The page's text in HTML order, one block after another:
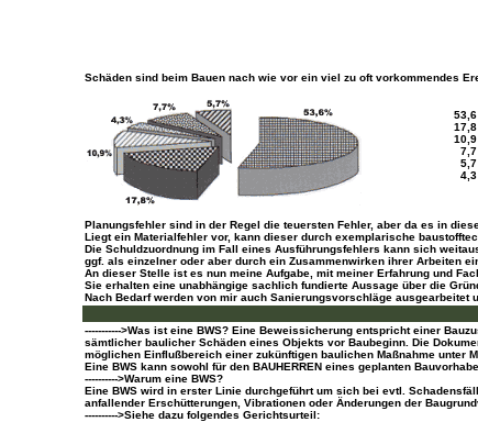
Schäden sind beim Bauen nach wie vor ein viel zu oft vorkommendes
7,7
5,7
4,3
Planungsfehler sind in der Regel die teuersten Fehler, aber da es in
Liegt ein Materialfehler vor, kann dieser durch exemplarische
Die Schuldzuordnung im Fall eines Ausführungsfehlers kann sich
ggf. als einzelner oder aber durch ein Zusammenwirken ihrer Arbeiten
An dieser Stelle ist es nun meine Aufgabe, mit meiner Erfahrung und
Sie erhalten eine unabhängige sachlich fundierte Aussage über die
Nach Bedarf werden von mir auch Sanierungsvorschläge ausgearbeitet
----------->Was ist eine BWS? Eine Beweissicherung entspricht einer
sämtlicher baulicher Schäden eines Objekts vor Baubeginn. Die
möglichen Einflußbereich einer zukünftigen baulichen Maßnahme unter
Eine BWS kann sowohl für den BAUHERREN eines geplanten
---------->Warum eine BWS?
Eine BWS wird in erster Linie durchgeführt um sich bei evtl.
anfallender Erschütterungen, Vibrationen oder Änderungen der
---------->Siehe dazu folgendes Gerichtsurteil: